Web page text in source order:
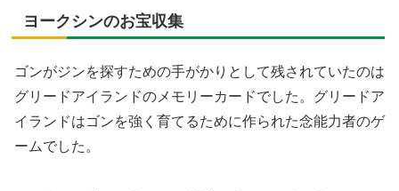
ヨークシンのお宝収集
ゴンがジンを探すための手がかりとして残されていたのは
グリードアイランドのメモリーカードでした。グリードア
イランドはゴンを強く育てるために作られた念能力者のゲ
ームでした。